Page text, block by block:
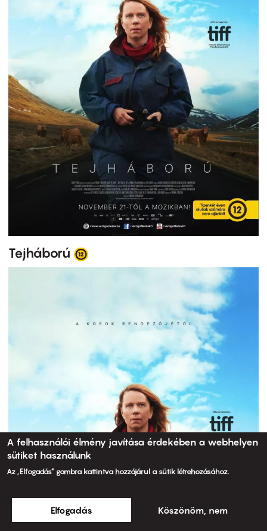
Tejháború
A felhasználói élmény javítása érdekében a webhelyen
sütiket használunk
Az „Elfogadás” gombra kattintva hozzájárul a sütik létrehozásához.
Elfogadás Köszönöm, nem